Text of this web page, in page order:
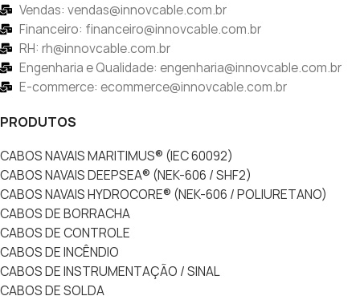
Vendas: vendas@innovcable.com.br
Financeiro: financeiro@innovcable.com.br
RH: rh@innovcable.com.br
Engenharia e Qualidade: engenharia@innovcable.com.br
E-commerce: ecommerce@innovcable.com.br
PRODUTOS
CABOS NAVAIS MARITIMUS® (IEC 60092)
CABOS NAVAIS DEEPSEA® (NEK-606 / SHF2)
CABOS NAVAIS HYDROCORE® (NEK-606 / POLIURETANO)
CABOS DE BORRACHA
CABOS DE CONTROLE
CABOS DE INCÊNDIO
CABOS DE INSTRUMENTAÇÃO / SINAL
CABOS DE SOLDA